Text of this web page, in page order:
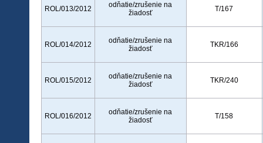
ROL/013/2012
odňatie/zrušenie na
žiadosť
T/167
ROL/014/2012
odňatie/zrušenie na
žiadosť
TKR/166
ROL/015/2012
odňatie/zrušenie na
žiadosť
TKR/240
ROL/016/2012
odňatie/zrušenie na
žiadosť
T/158